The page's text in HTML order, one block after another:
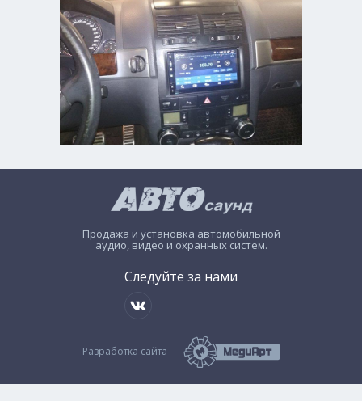
Продажа и установка автомобильной
аудио, видео и охранных систем.
Следуйте за нами
Разработка сайта